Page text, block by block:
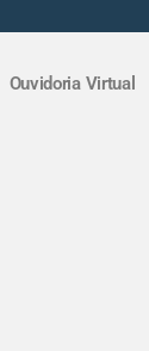
Ouvidoria Virtual